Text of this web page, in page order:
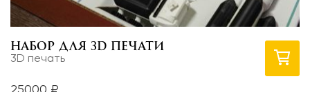
Набор для 3D печати
3D печать
25000 ₽